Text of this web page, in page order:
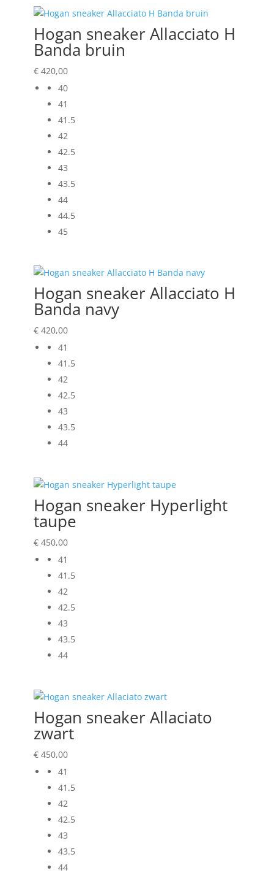
Hogan sneaker Allacciato H
Banda bruin
€420,00
40
41
41.5
42
42.5
43
43.5
44
44.5
45
Hogan sneaker Allacciato H
Banda navy
€420,00
41
41.5
42
42.5
43
43.5
44
Hogan sneaker Hyperlight
taupe
€450,00
41
41.5
42
42.5
43
43.5
44
Hogan sneaker Allaciato
zwart
€450,00
41
41.5
42
42.5
43
43.5
44